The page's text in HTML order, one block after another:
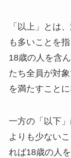
「以上」とは
も多いことを
18歳の人を含
たち全員が対
を満たすことに
一方の「以下
よりも少ない
れば18歳の人